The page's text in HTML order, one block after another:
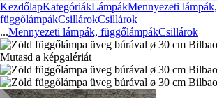
KezdőlapKategóriákLámpákMennyezeti lámpák,
függőlámpákCsillárokCsillárok
...Mennyezeti lámpák, függőlámpákCsillárok
Mutasd a képgalériát